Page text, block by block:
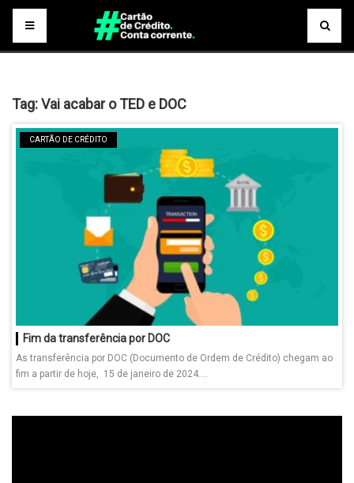
Tag:Vai acabar o TED e DOC
CARTÃO DE CRÉDITO
Fim da transferência por DOC
As transferência por DOC (Documento de Ordem de Crédito) chegam ao
fim a partir de hoje, 15 de janeiro de 2024....